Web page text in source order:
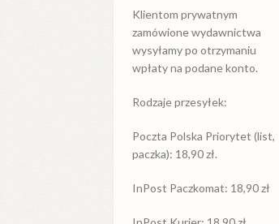
Klientom prywatnym
zamówione wydawnictwa
wysyłamy po otrzymaniu
wpłaty na podane konto.
Rodzaje przesyłek:
Poczta Polska Priorytet (list,
paczka): 18,90 zł.
InPost Paczkomat: 18,90 zł